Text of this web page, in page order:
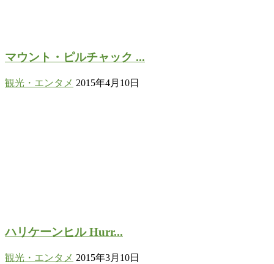
マウント・ピルチャック ...
観光・エンタメ 2015年4月10日
ハリケーンヒル Hurr...
観光・エンタメ 2015年3月10日